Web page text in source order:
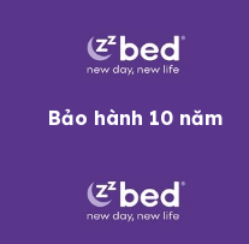
Bảo hành 10 năm